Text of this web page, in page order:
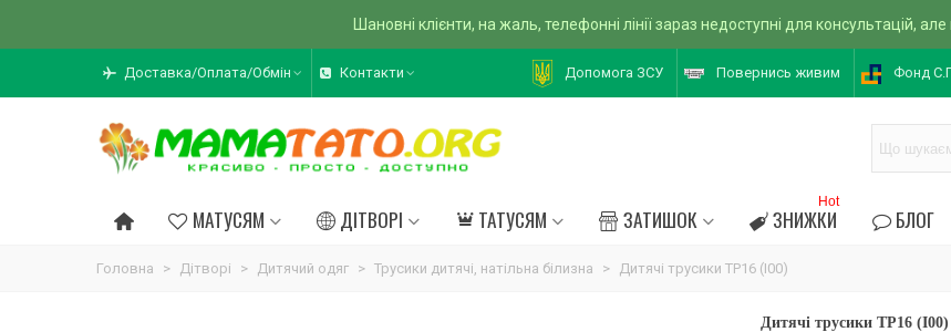
Шановні клієнти, на жаль, телефонні лінії зараз недоступні для консультацій,
Доставка/Оплата/Обмін Контакти Допомога ЗСУ Повернись живим Фонд
МАТУСЯМ ДІТВОРІ ТАТУСЯМ ЗАТИШОК ЗНИЖКИ
Hot
БЛОГ
Головна > Дітворі > Дитячий одяг > Трусики дитячі, натільна білизна > Дитячі трусики ТР16 (I00)
Дитячі трусики ТР16 (I00)